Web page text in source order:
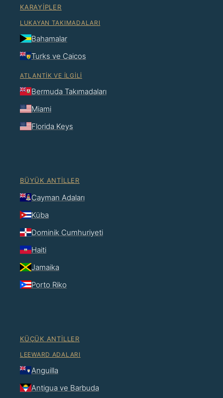
KARAYIPLER
LUKAYAN TAKIMADALARI
Bahamalar
Turks ve Caicos
ATLANTIK VE İLGILI
Bermuda Takımadaları
Miami
Florida Keys
BÜYÜK ANTILLER
Cayman Adaları
Küba
Dominik Cumhuriyeti
Haiti
Jamaika
Porto Riko
KÜÇÜK ANTILLER
LEEWARD ADALARI
Anguilla
Antigua ve Barbuda